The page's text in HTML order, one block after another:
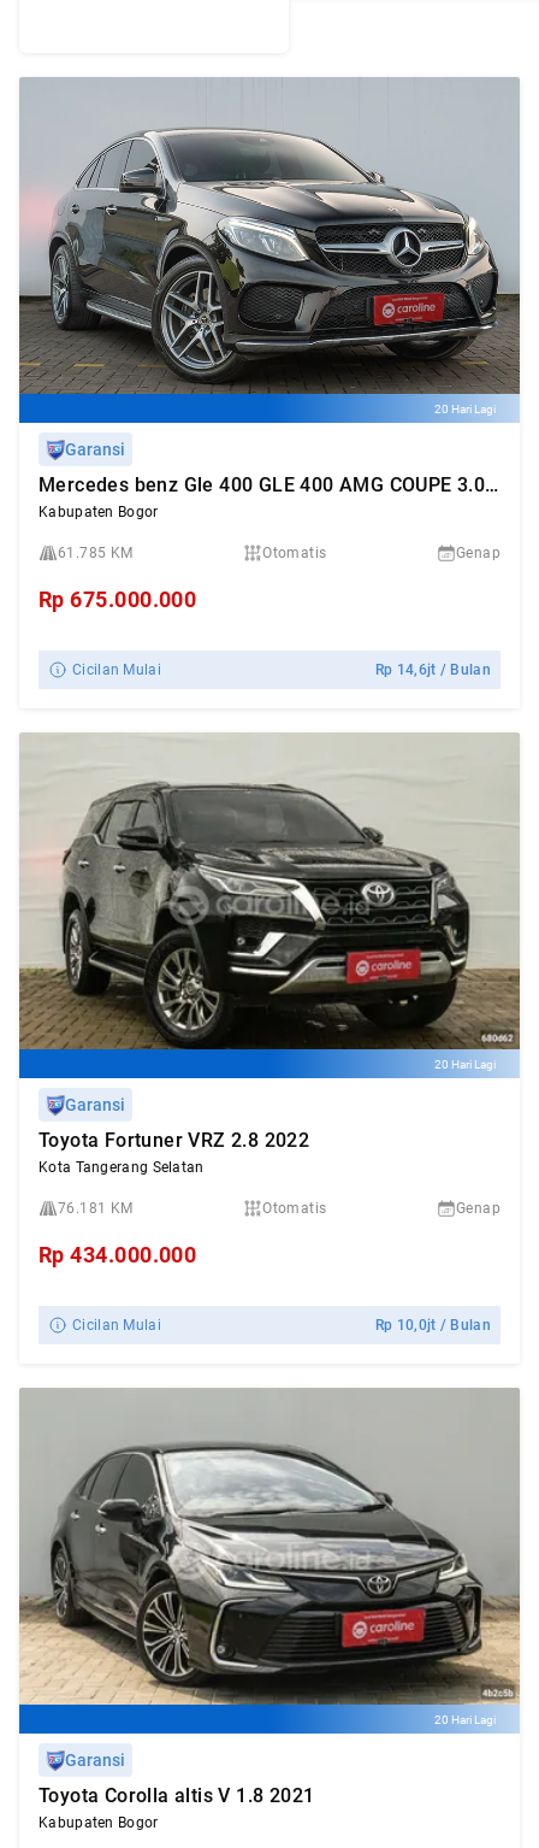
20 Hari Lagi
Garansi
Mercedes benz Gle 400 GLE 400 AMG COUPE 3.0 2018
Kabupaten Bogor
61.785 KM Otomatis Genap
Rp675.000.000
Cicilan Mulai Rp 14,6jt / Bulan
20 Hari Lagi
Garansi
Toyota Fortuner VRZ 2.8 2022
Kota Tangerang Selatan
76.181 KM Otomatis Genap
Rp434.000.000
Cicilan Mulai Rp 10,0jt / Bulan
20 Hari Lagi
Garansi
Toyota Corolla altis V 1.8 2021
Kabupaten Bogor